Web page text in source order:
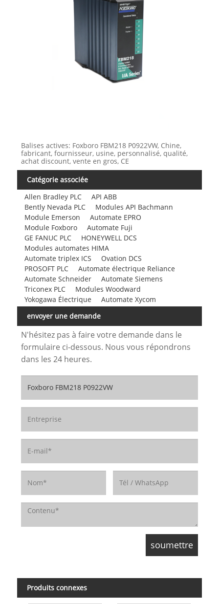
Balises actives: Foxboro FBM218 P0922VW, Chine,
fabricant, fournisseur, usine, personnalisé, qualité,
achat discount, vente en gros, CE
Catégorie associée
Allen Bradley PLC
API ABB
Bently Nevada PLC
Modules API Bachmann
Module Emerson
Automate EPRO
Module Foxboro
Automate Fuji
GE FANUC PLC
HONEYWELL DCS
Modules automates HIMA
Automate triplex ICS
Ovation DCS
PROSOFT PLC
Automate électrique Reliance
Automate Schneider
Automate Siemens
Triconex PLC
Modules Woodward
Yokogawa Électrique
Automate Xycom
envoyer une demande
N'hésitez pas à faire votre demande dans le
formulaire ci-dessous. Nous vous répondrons
dans les 24 heures.
Produits connexes